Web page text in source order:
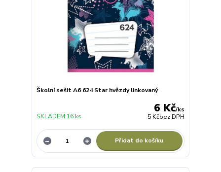
Školní sešit A6 624 Star hvězdy linkovaný
6 Kč/ks
5 Kčbez DPH
SKLADEM 16 ks
Přidat do košíku